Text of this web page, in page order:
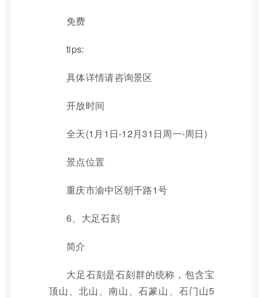
免费
tips:
具体详情请咨询景区
开放时间
全天(1月1日-12月31日周一-周日)
景点位置
重庆市渝中区朝千路1号
6、大足石刻
简介
大足石刻是石刻群的统称，包含宝
顶山、北山、南山、石篆山、石门山5